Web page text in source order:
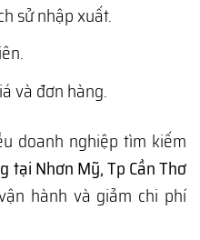
sử nhập xuất.
và đơn hàng.
doanh nghiệp tìm kiếm
tại Nhơn Mỹ, Tp Cần Thơ
hành và giảm chi phí